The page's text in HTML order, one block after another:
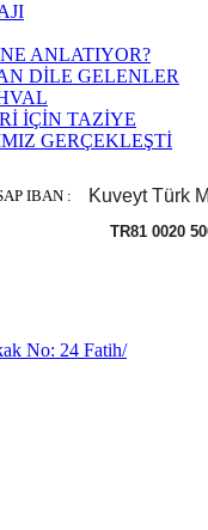
ANLATIYOR?
DİLE GELENLER
İÇİN TAZİYE
GERÇEKLEŞTİ
IBAN : Kuveyt Türk
0020 5000
No: 24 Fatih/